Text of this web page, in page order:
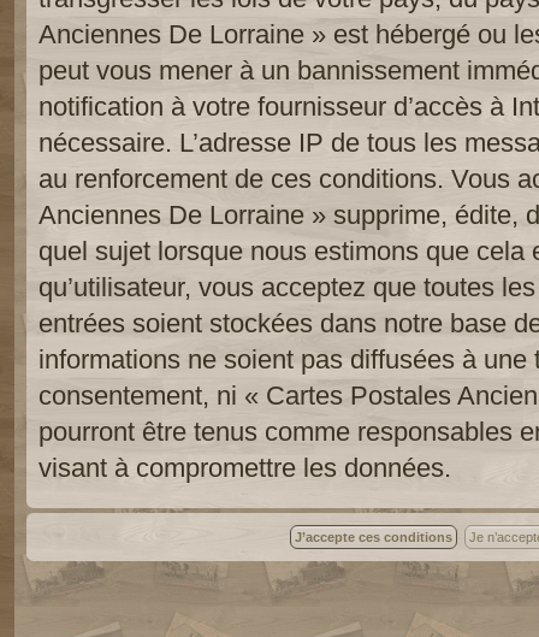
Anciennes De Lorraine » est hébergé ou
peut vous mener à un bannissement
notification à votre fournisseur d’accès à
nécessaire. L’adresse IP de tous les
au renforcement de ces conditions. Vous
Anciennes De Lorraine » supprime, édite,
quel sujet lorsque nous estimons que cela
qu’utilisateur, vous acceptez que toutes
entrées soient stockées dans notre base
informations ne soient pas diffusées à une
consentement, ni « Cartes Postales
pourront être tenus comme responsables
visant à compromettre les données.